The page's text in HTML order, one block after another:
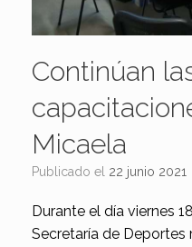
Continúan
Micaela
Publicado el 22 junio 2021
Durante el día viernes
Secretaría de Deportes